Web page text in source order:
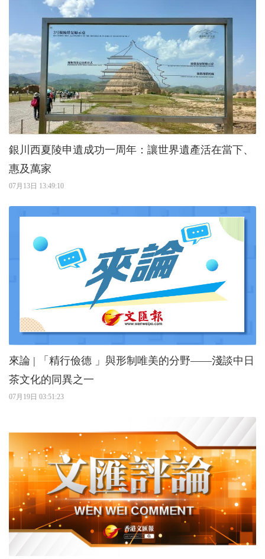
銀川西夏陵申遺成功一周年：讓世界遺產活在當下、
惠及萬家
07月13日 13:49:10
來論 | 「精行儉德 」與形制唯美的分野——淺談中日
茶文化的同異之一
07月19日 03:51:23